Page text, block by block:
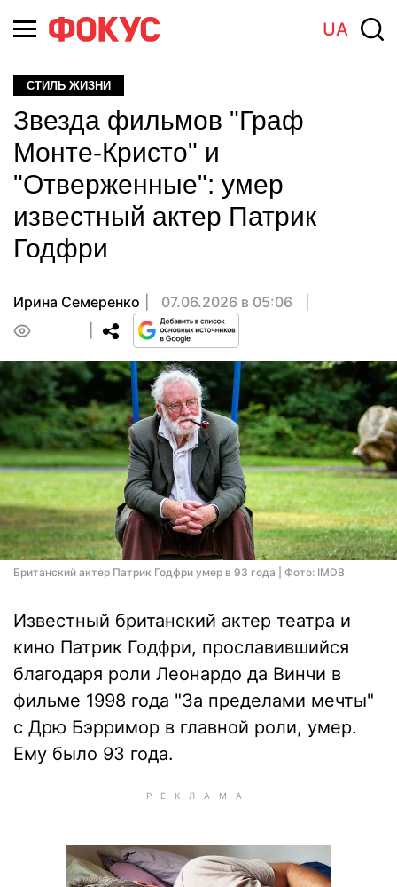
UA
СТИЛЬ ЖИЗНИ
Звезда фильмов "Граф
Монте-Кристо" и
"Отверженные": умер
известный актер Патрик
Годфри
Ирина Семеренко
07.06.2026 в 05:06
Британский актер Патрик Годфри умер в 93 года | Фото: IMDB
Известный британский актер театра и
кино Патрик Годфри, прославившийся
благодаря роли Леонардо да Винчи в
фильме 1998 года "За пределами мечты"
с Дрю Бэрримор в главной роли, умер.
Ему было 93 года.